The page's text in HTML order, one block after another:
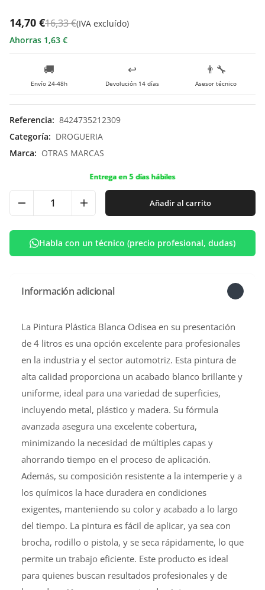
14,70 €16,33 €(IVA excluído)
Ahorras 1,63 €
🚚
Envío 24-48h
↩️
Devolución 14 días
👨‍🔧
Asesor técnico
Referencia: 8424735212309
Categoría: DROGUERIA
Marca: OTRAS MARCAS
Entrega en 5 días hábiles
Añadir al carrito
Habla con un técnico (precio profesional, dudas)
Información adicional
La Pintura Plástica Blanca Odisea en su presentación
de 4 litros es una opción excelente para profesionales
en la industria y el sector automotriz. Esta pintura de
alta calidad proporciona un acabado blanco brillante y
uniforme, ideal para una variedad de superficies,
incluyendo metal, plástico y madera. Su fórmula
avanzada asegura una excelente cobertura,
minimizando la necesidad de múltiples capas y
ahorrando tiempo en el proceso de aplicación.
Además, su composición resistente a la intemperie y a
los químicos la hace duradera en condiciones
exigentes, manteniendo su color y acabado a lo largo
del tiempo. La pintura es fácil de aplicar, ya sea con
brocha, rodillo o pistola, y se seca rápidamente, lo que
permite un trabajo eficiente. Este producto es ideal
para quienes buscan resultados profesionales y de